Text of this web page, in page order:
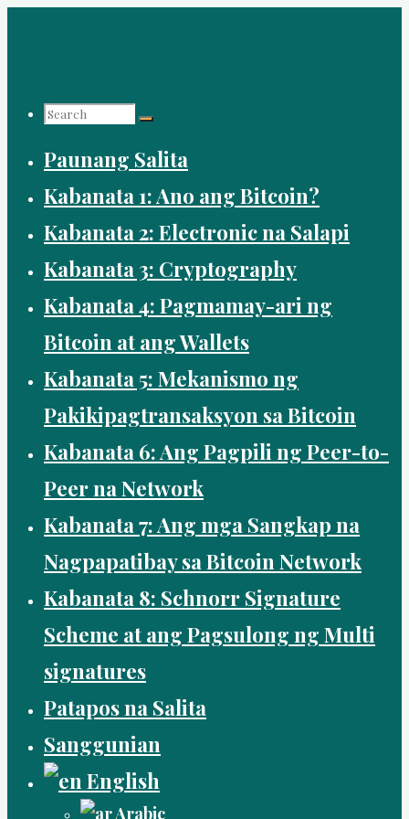
Search
for:
Paunang Salita
Kabanata 1: Ano ang Bitcoin?
Kabanata 2: Electronic na Salapi
Kabanata 3: Cryptography
Kabanata 4: Pagmamay-ari ng
Bitcoin at ang Wallets
Kabanata 5: Mekanismo ng
Pakikipagtransaksyon sa Bitcoin
Kabanata 6: Ang Pagpili ng Peer-to-
Peer na Network
Kabanata 7: Ang mga Sangkap na
Nagpapatibay sa Bitcoin Network
Kabanata 8: Schnorr Signature
Scheme at ang Pagsulong ng Multi
signatures
Patapos na Salita
Sanggunian
English
Arabic